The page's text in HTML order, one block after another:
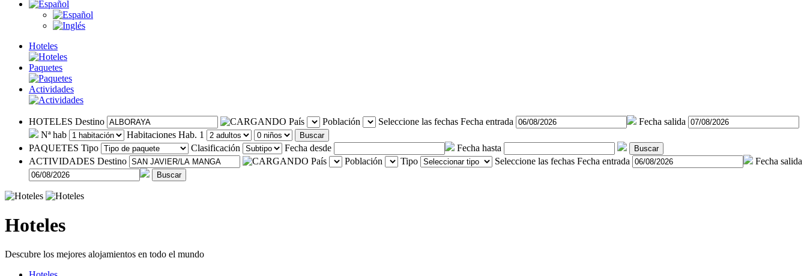
Hoteles
Paquetes
Actividades
HOTELES Destino País Población Seleccione las fechas Fecha entrada
Fecha salida
Nª hab
Habitaciones Hab. 1 Buscar
PAQUETES Tipo Clasificación Fecha desde Fecha hasta Buscar
ACTIVIDADES Destino País Población Tipo Seleccione las fechas Fecha entrada Fecha salida
Buscar
Hoteles
Descubre los mejores alojamientos en todo el mundo